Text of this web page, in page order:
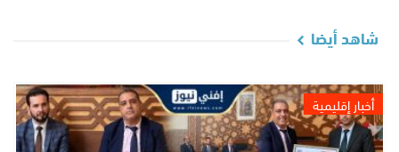
شاهد أيضا
أخبار إقليمية